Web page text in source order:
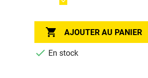
 AJOUTER AU PANIER
 En stock